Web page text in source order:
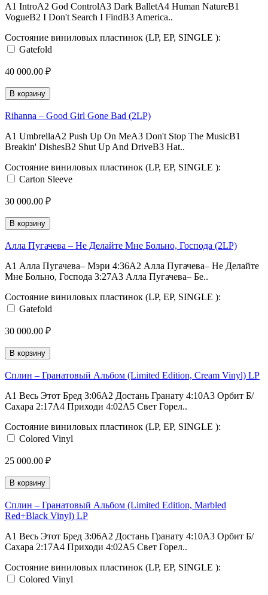
A1 IntroA2 God ControlA3 Dark BalletA4 Human NatureB1
VogueB2 I Don't Search I FindB3 America..
Состояние виниловых пластинок (LP, EP, SINGLE ):
Gatefold
40 000.00 ₽
В корзину
Rihanna – Good Girl Gone Bad (2LP)
A1 UmbrellaA2 Push Up On MeA3 Don't Stop The MusicB1
Breakin' DishesB2 Shut Up And DriveB3 Hat..
Состояние виниловых пластинок (LP, EP, SINGLE ):
Carton Sleeve
30 000.00 ₽
В корзину
Алла Пугачева – Не Делайте Мне Больно, Господа (2LP)
A1 Алла Пугачева– Мэри 4:36A2 Алла Пугачева– Не Делайте
Мне Больно, Господа 3:27A3 Алла Пугачева– Бе..
Состояние виниловых пластинок (LP, EP, SINGLE ):
Gatefold
30 000.00 ₽
В корзину
Сплин – Гранатовый Альбом (Limited Edition, Cream Vinyl) LP
A1 Весь Этот Бред 3:06A2 Достань Гранату 4:10A3 Орбит Б/
Сахара 2:17A4 Приходи 4:02A5 Свет Горел..
Состояние виниловых пластинок (LP, EP, SINGLE ):
Colored Vinyl
25 000.00 ₽
В корзину
Сплин – Гранатовый Альбом (Limited Edition, Marbled
Red+Black Vinyl) LP
A1 Весь Этот Бред 3:06A2 Достань Гранату 4:10A3 Орбит Б/
Сахара 2:17A4 Приходи 4:02A5 Свет Горел..
Состояние виниловых пластинок (LP, EP, SINGLE ):
Colored Vinyl